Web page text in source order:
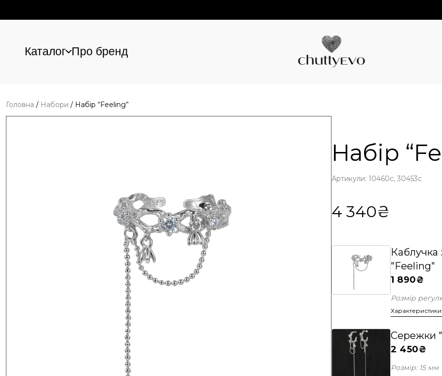
Каталог Про бренд
Головна / Набори / Набір “Feeling”
Набір
Артикули: 10460с, 30453с
4 340₴
Каблучка
"Feeling"
1 890₴
Розмір
Характеристики
Сережки
2 450₴
Розмір: 15 мм